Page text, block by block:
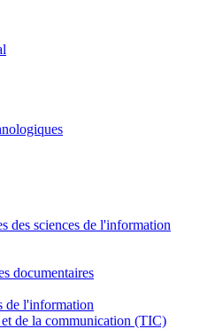
des sciences de l'information
documentaires
de l'information
de la communication (TIC)